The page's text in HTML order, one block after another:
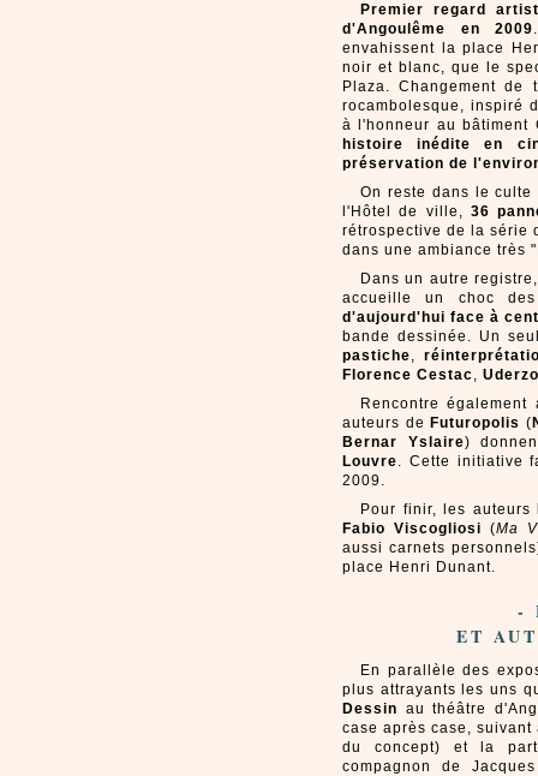
Premier regard
d'Angoulême en 2009
envahissent la place
noir et blanc, que le
Plaza. Changement de
rocambolesque, inspiré
à l'honneur au bâtiment
histoire inédite en
préservation de
On reste dans le
l'Hôtel de ville, 36
rétrospective de la série
dans une ambiance très
Dans un autre
accueille un choc
d'aujourd'hui face à
bande dessinée. Un
pastiche,
Florence Cestac, Uderzo
Rencontre
auteurs de Futuropolis (
Bernar Yslaire)
Louvre. Cette initiative
2009.
Pour finir, les auteurs
Fabio Viscogliosi (Ma
aussi carnets
place Henri Dunant.
-
ET
En parallèle des
plus attrayants les uns
Dessin au théâtre
case après case,
du concept) et la
compagnon de